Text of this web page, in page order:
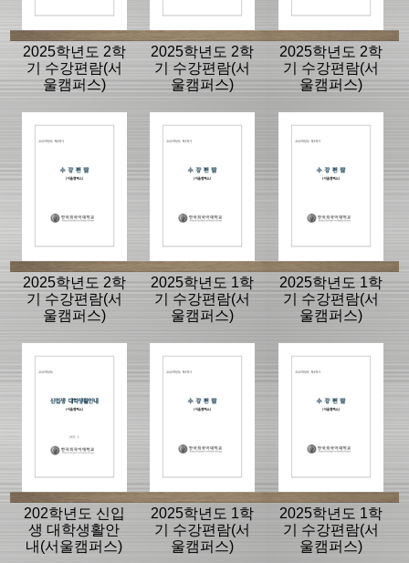
2025학년도 2학
기 수강편람(서
울캠퍼스)
2025학년도 2학
기 수강편람(서
울캠퍼스)
2025학년도 2학
기 수강편람(서
울캠퍼스)
2025학년도 2학
기 수강편람(서
울캠퍼스)
2025학년도 1학
기 수강편람(서
울캠퍼스)
2025학년도 1학
기 수강편람(서
울캠퍼스)
202학년도 신입
생 대학생활안
내(서울캠퍼스)
2025학년도 1학
기 수강편람(서
울캠퍼스)
2025학년도 1학
기 수강편람(서
울캠퍼스)